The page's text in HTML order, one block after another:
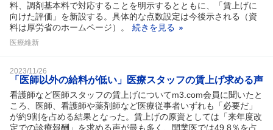
料、調剤基本料で対応することを明示するとともに、「賃上げに
向けた評価」を新設する。具体的な点数設定は今後示される（資
料は厚労省のホームページ）。
続きを見る
医療維新
2023/11/26
「医師以外の給料が低い」医療スタッフの賃上げ求める声
看護師など医師スタッフの賃上げについてm3.com会員に聞いたと
ころ、医師、看護師や薬剤師など医療従事者いずれも「必要だ」
が約9割を占める結果となった。賃上げの原資としては「来年度改
定での診療報酬」を求める声が最も多く、開業医では49.8％を占